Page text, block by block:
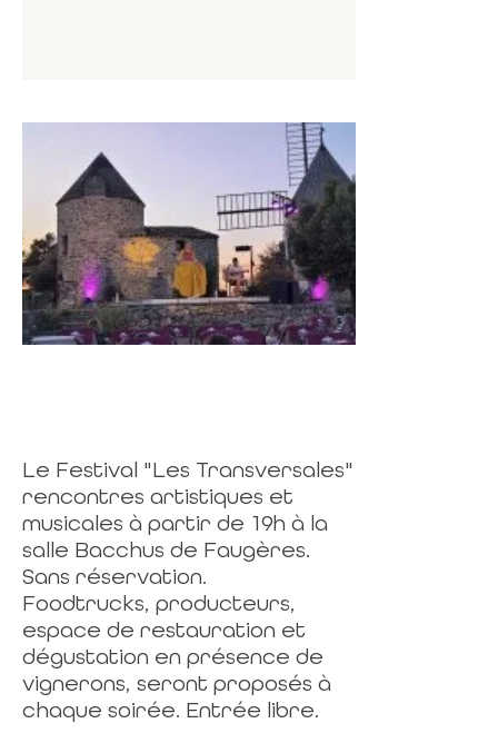
Le Festival "Les Transversales"
rencontres artistiques et
musicales à partir de 19h à la
salle Bacchus de Faugères.
Sans réservation.
Foodtrucks, producteurs,
espace de restauration et
dégustation en présence de
vignerons, seront proposés à
chaque soirée. Entrée libre.